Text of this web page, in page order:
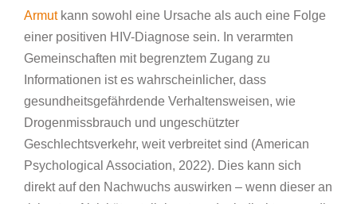
Armutkann sowohl eine Ursache als auch eine Folge
einer positiven HIV-Diagnose sein. In verarmten
Gemeinschaften mit begrenztem Zugang zu
Informationen ist es wahrscheinlicher, dass
gesundheitsgefährdende Verhaltensweisen, wie
Drogenmissbrauch und ungeschützter
Geschlechtsverkehr, weit verbreitet sind (American
Psychological Association, 2022). Dies kann sich
direkt auf den Nachwuchs auswirken – wenn dieser an